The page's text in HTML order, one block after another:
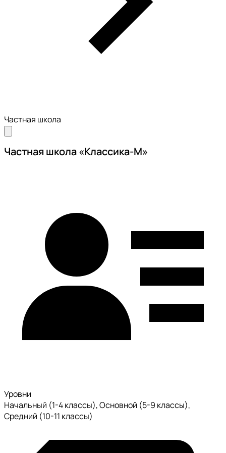
Частная школа
Частная школа «Классика-М»
Уровни
Начальный (1-4 классы), Основной (5-9 классы),
Средний (10-11 классы)